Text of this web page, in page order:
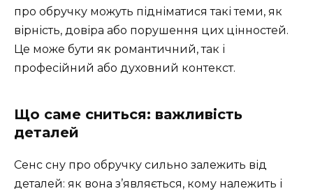
про обручку можуть підніматися такі теми, як
вірність, довіра або порушення цих цінностей.
Це може бути як романтичний, так і
професійний або духовний контекст.
Що саме сниться: важливість
деталей
Сенс сну про обручку сильно залежить від
деталей: як вона з’являється, кому належить і